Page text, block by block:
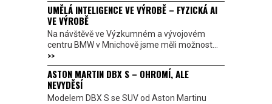
UMĚLÁ INTELIGENCE VE VÝROBĚ – FYZICKÁ AI
VE VÝROBĚ
Na návštěvě ve Výzkumném a vývojovém
centru BMW v Mnichově jsme měli možnost...
>>
ASTON MARTIN DBX S – OHROMÍ, ALE
NEVYDĚSÍ
Modelem DBX S se SUV od Aston Martinu